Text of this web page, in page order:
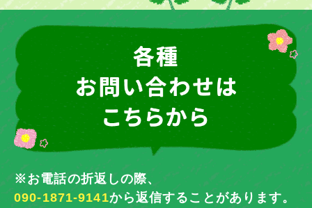
※お電話の折返しの際、
090-1871-9141から返信することがあります。